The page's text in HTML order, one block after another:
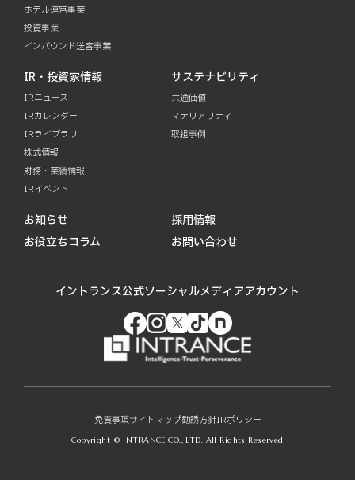
ホテル運営事業
投資事業
インバウンド送客事業
IR・投資家情報
IRニュース
IRカレンダー
IRライブラリ
株式情報
財務・業績情報
IRイベント
サステナビリティ
共通価値
マテリアリティ
取組事例
お知らせ
お役立ちコラム
採用情報
お問い合わせ
イントランス公式ソーシャルメディアアカウント
免責事項サイトマップ勧誘方針IRポリシー
Copyright © INTRANCE CO., LTD. All Rights Reserved